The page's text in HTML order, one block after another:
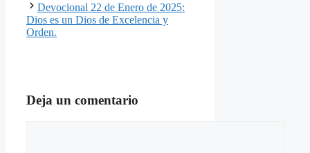
Devocional 22 de Enero de 2025:
Dios es un Dios de Excelencia y
Orden.
Deja un comentario